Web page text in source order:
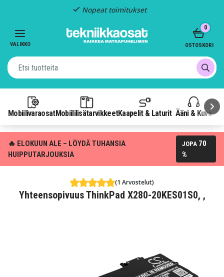
Nopeat toimitukset
VALIKKO
MobiilivaraosatMobiililisätarvikkeetKaapelit & Laturit Ääni & Kuva
0
OSTOSKORI
🔥 ELOKUUN ALE – LÖYDÄ TUHANSIA
HUIPPUTARJOUKSIA
JOPA 70
%
(1 Arvostelut)
Yhteensopivuus ThinkPad X280-20KES01S0, ,